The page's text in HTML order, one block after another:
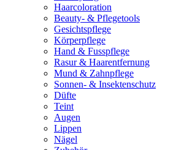
Haarcoloration
Beauty- & Pflegetools
Gesichtspflege
Körperpflege
Hand & Fusspflege
Rasur & Haarentfernung
Mund & Zahnpflege
Sonnen- & Insektenschutz
Düfte
Teint
Augen
Lippen
Nägel